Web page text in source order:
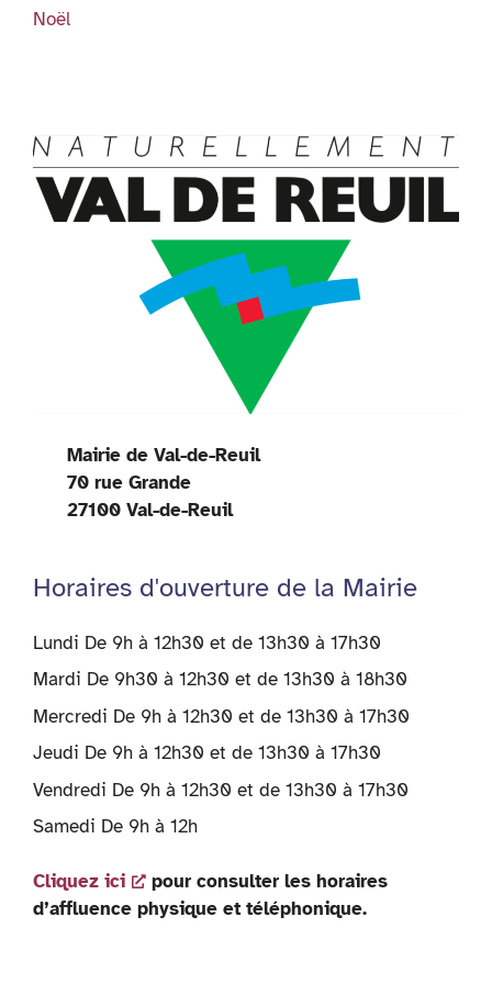
Noël
Mairie de Val-de-Reuil
70 rue Grande
27100 Val-de-Reuil
Horaires d'ouverture de la Mairie
Lundi De 9h à 12h30 et de 13h30 à 17h30
Mardi De 9h30 à 12h30 et de 13h30 à 18h30
Mercredi De 9h à 12h30 et de 13h30 à 17h30
Jeudi De 9h à 12h30 et de 13h30 à 17h30
Vendredi De 9h à 12h30 et de 13h30 à 17h30
Samedi De 9h à 12h
Cliquez ici
pour consulter les horaires
d’affluence physique et téléphonique.